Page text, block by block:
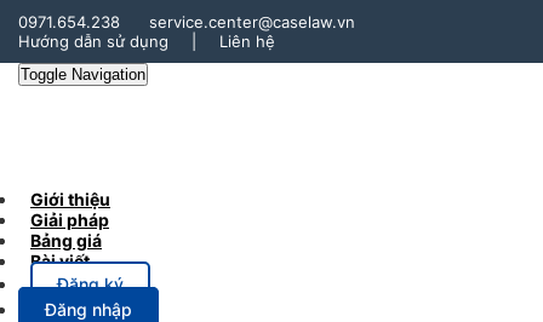
0971.654.238
service.center@caselaw.vn
Hướng dẫn sử dụng
Liên hệ
Toggle Navigation
Giới thiệu
Giải pháp
Bảng giá
Bài viết
Đăng ký
Đăng nhập